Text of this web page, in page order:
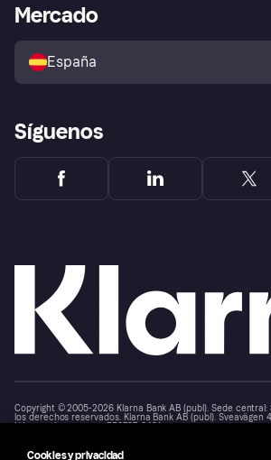
Directorio de tiendas
Política de protección al
comprador de Klarna
Reclamaciones
Acceso empresas
Mercado
España
Síguenos
Copyright © 2005-2026 Klarna Bank AB (publ). Sede central:
los derechos reservados. Klarna Bank AB (publ). Sveavägen
Número de empresa: 556737-0431
Cookies y privacidad